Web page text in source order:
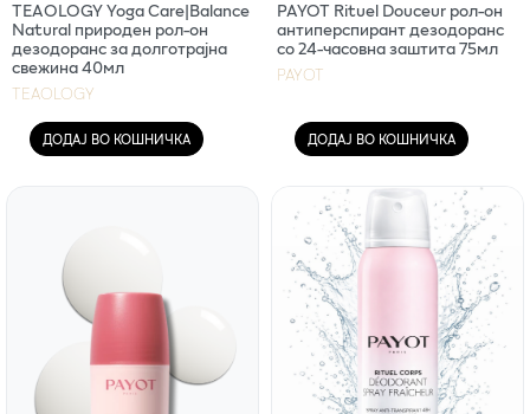
TEAOLOGY Yoga Care|Balance
Natural природен рол-он
дезодоранс за долготрајна
свежина 40мл
TEAOLOGY
ДОДАЈ ВО КОШНИЧКА
PAYOT Rituel Douceur рол-он
антиперспирант дезодоранс
со 24-часовна заштита 75мл
PAYOT
ДОДАЈ ВО КОШНИЧКА